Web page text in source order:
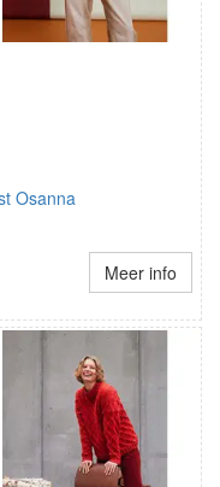
Osanna
Meer info